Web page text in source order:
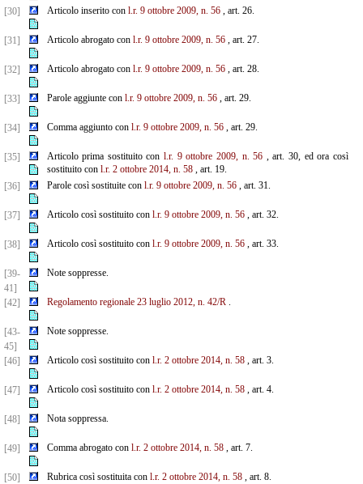
[30] Articolo inserito con l.r. 9 ottobre 2009, n. 56, art. 26.
[31] Articolo abrogato con l.r. 9 ottobre 2009, n. 56, art. 27.
[32] Articolo abrogato con l.r. 9 ottobre 2009, n. 56, art. 28.
[33] Parole aggiunte con l.r. 9 ottobre 2009, n. 56, art. 29.
[34] Comma aggiunto con l.r. 9 ottobre 2009, n. 56, art. 29.
[35] Articolo prima sostituito conl.r. 9 ottobre 2009, n. 56 , art. 30, ed ora così
sostituito con l.r. 2 ottobre 2014, n. 58, art. 19.
[36]
Parole così sostituite con l.r. 9 ottobre 2009, n. 56, art. 31.
[37] Articolo così sostituito con l.r. 9 ottobre 2009, n. 56, art. 32.
[38] Articolo così sostituito con l.r. 9 ottobre 2009, n. 56, art. 33.
[39-
41]
Note soppresse.
[42] Regolamento regionale 23 luglio 2012, n. 42/R.
[43-
45]
Note soppresse.
[46] Articolo così sostituito con l.r. 2 ottobre 2014, n. 58, art. 3.
[47] Articolo così sostituito con l.r. 2 ottobre 2014, n. 58, art. 4.
[48] Nota soppressa.
[49] Comma abrogato con l.r. 2 ottobre 2014, n. 58, art. 7.
[50] Rubrica così sostituita con l.r. 2 ottobre 2014, n. 58, art. 8.